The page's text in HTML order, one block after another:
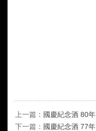
上一篇： 國慶紀念酒 80年
下一篇： 國慶紀念酒 77年